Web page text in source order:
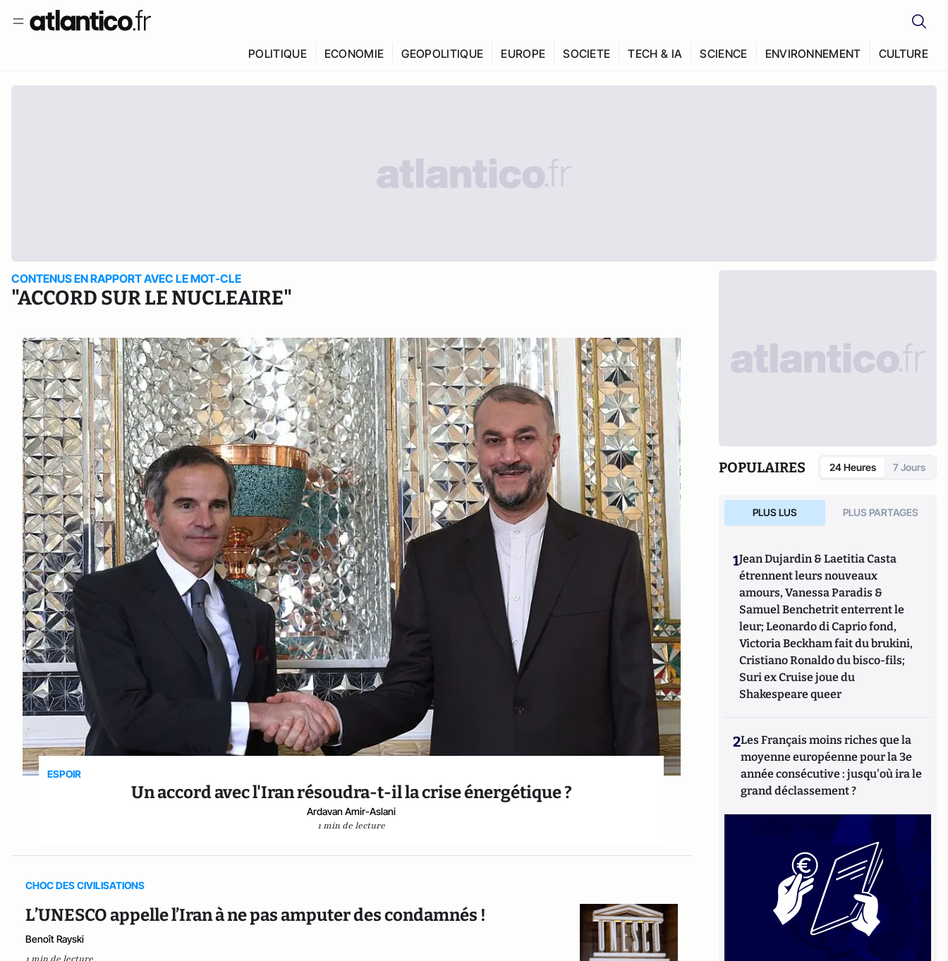
POLITIQUE ECONOMIE GEOPOLITIQUE EUROPE SOCIETE TECH & IA SCIENCE ENVIRONNEMENT CULTURE
CONTENUS EN RAPPORT AVEC LE MOT-CLE
"ACCORD SUR LE NUCLEAIRE"
ESPOIR
Un accord avec l'Iran résoudra-t-il la crise énergétique ?
Ardavan Amir-Aslani
1 min de lecture
CHOC DES CIVILISATIONS
L’UNESCO appelle l’Iran à ne pas amputer des condamnés !
Benoît Rayski
POPULAIRES 24 Heures 7 Jours
PLUS LUS PLUS PARTAGES
1Jean Dujardin & Laetitia Casta
étrennent leurs nouveaux
amours, Vanessa Paradis &
Samuel Benchetrit enterrent le
leur; Leonardo di Caprio fond,
Victoria Beckham fait du brukini,
Cristiano Ronaldo du bisco-fils;
Suri ex Cruise joue du
Shakespeare queer
2Les Français moins riches que la
moyenne européenne pour la 3e
année consécutive : jusqu'où ira le
grand déclassement ?